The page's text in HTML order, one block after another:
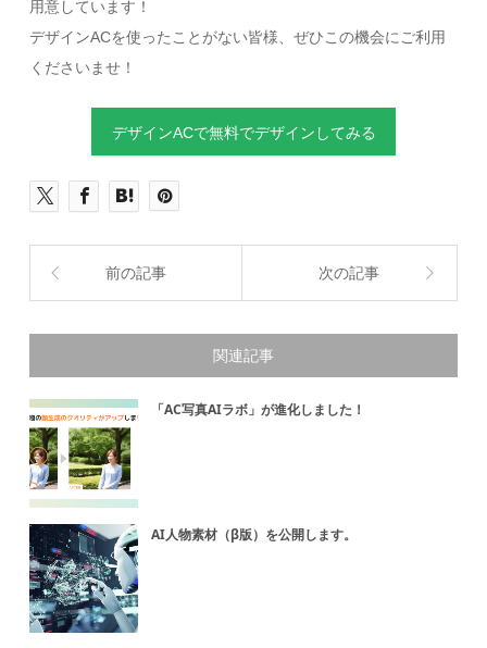
用意しています！
デザインACを使ったことがない皆様、ぜひこの機会にご利用
くださいませ！
デザインACで無料でデザインしてみる
前の記事 次の記事
関連記事
「AC写真AIラボ」が進化しました！
AI人物素材（β版）を公開します。